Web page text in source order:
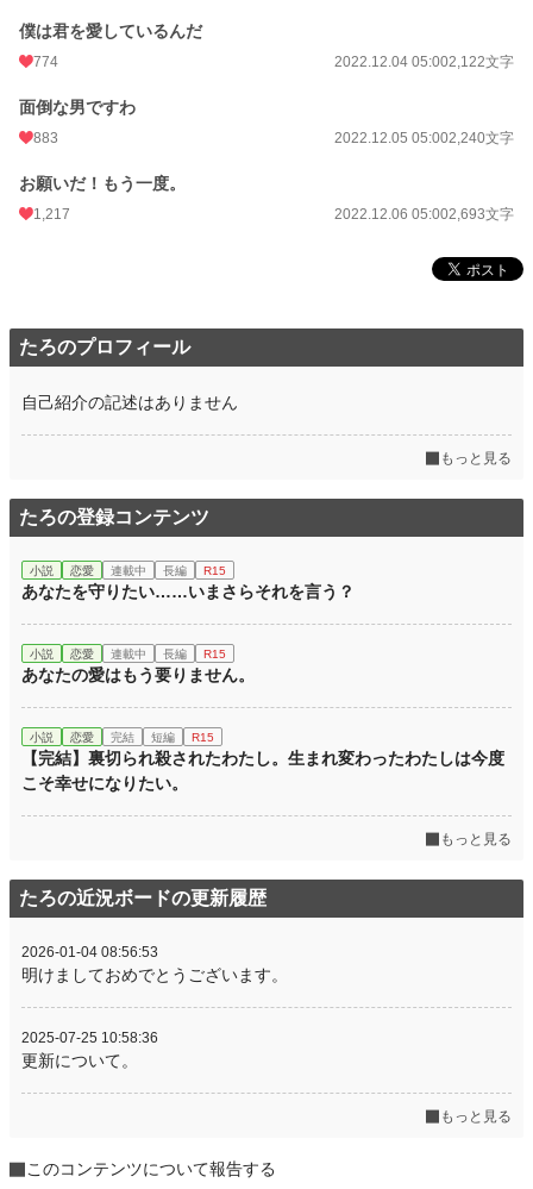
★軽い感じのお話です
そして、殿下がひたすら残念です
広ーい気持ちで読んでいただけたらと思います
恋愛
文字数 9,830
初回公開日時 2022.12.03 05:00
週間ポイント 5,436 pt (1,887 位)
月間ポイント 28,644 pt (1,652 位)
年間ポイント 266,930 pt (2,271 位)
累計ポイント 1,199,090 pt (4,870 位)
僕は君を愛しているんだ
774 2022.12.04 05:002,122文字
面倒な男ですわ
883 2022.12.05 05:002,240文字
お願いだ！もう一度。
1,217 2022.12.06 05:002,693文字
たろのプロフィール
自己紹介の記述はありません
もっと見る
たろの登録コンテンツ
小説 恋愛 連載中 長編 R15
あなたを守りたい……いまさらそれを言う？
小説 恋愛 連載中 長編 R15
あなたの愛はもう要りません。
小説 恋愛 完結 短編 R15
【完結】裏切られ殺されたわたし。生まれ変わったわたしは今度
こそ幸せになりたい。
もっと見る
たろの近況ボードの更新履歴
2026-01-04 08:56:53
明けましておめでとうございます。
2025-07-25 10:58:36
更新について。
もっと見る
このコンテンツについて報告する